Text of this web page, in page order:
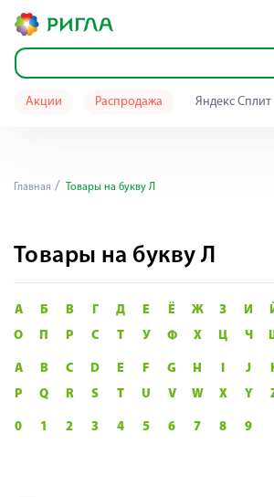
Акции Распродажа Яндекс Сплит
Главная Товары на букву Л
Товары на букву Л
А Б В Г Д Е Ё Ж З И
О
П Р С Т У Ф Х Ц Ч
A B C D E F G H I J
P
Q R S T U V W X Y
0 1 2 3 4 5 6 7 8 9